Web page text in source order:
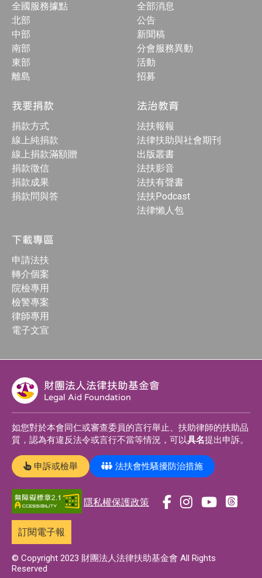
全國服務據點
北部
中部
南部
東部
離島
全部消息
公告
新聞稿
分會服務異動
活動
招募
我要捐款
捐款方式
線上純捐款
線上捐款滿額贈
捐款徵信
捐款成果
捐款問與答
法治教育
法扶報報
法律扶助與社會期刊
出版叢書
法扶影音
法扶有聲書
法扶Podcast
法律懶人包
下載專區
申請法扶
轉介個案
院檢專用
檢警專案
律師專用
電子文宣
財團法人法律扶助基金會
Legal Aid Foundation
如您對於本會同仁或審查委員的言行舉止、扶助律師的扶助品
質，認為有違反法令或言行不當等情況，可以具名提出申訴。
申訴或檢舉 法扶會性騷擾防治措施
隱私權保護政策
a
n
o
訂閱電子報
© Copyright 2023 財團法人法律扶助基金會 All Rights
Reserved